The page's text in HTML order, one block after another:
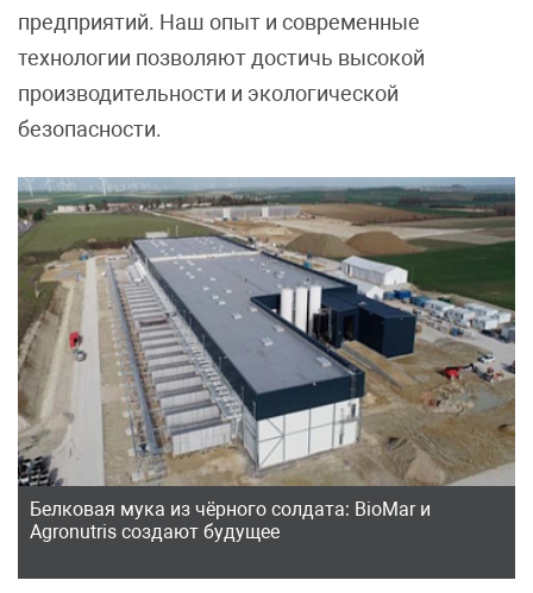
предприятий. Наш опыт и современные
технологии позволяют достичь высокой
производительности и экологической
безопасности.
Белковая мука из чёрного солдата: BioMar и
Agronutris создают будущее